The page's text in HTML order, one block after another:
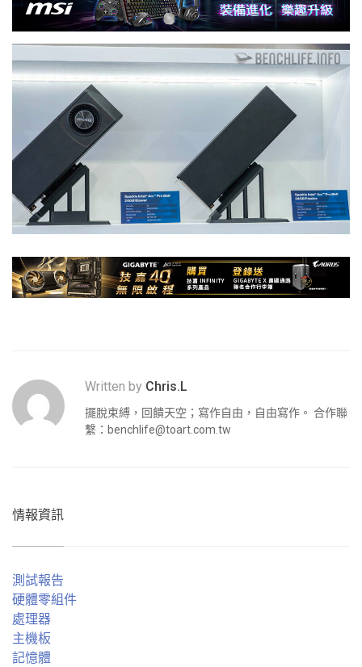
Written by Chris.L
擺脫束縛，回饋天空；寫作自由，自由寫作。 合作聯
繫： benchlife@toart.com.tw
情報資訊
測試報告
硬體零組件
處理器
主機板
記憶體